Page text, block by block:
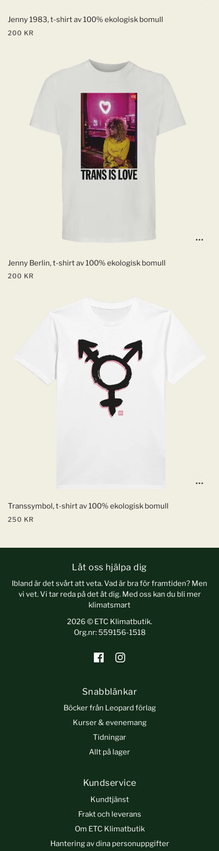
Jenny 1983, t-shirt av 100% ekologisk bomull
200 KR
Jenny Berlin, t-shirt av 100% ekologisk bomull
200 KR
Transsymbol, t-shirt av 100% ekologisk bomull
250 KR
Låt oss hjälpa dig
Ibland är det svårt att veta. Vad är bra för framtiden? Men
vi vet. Vi tar reda på det åt dig. Med oss kan du bli mer
klimatsmart
2026 © ETC Klimatbutik.
Org.nr: 559156-1518
Snabblänkar
Böcker från Leopard förlag
Kurser & evenemang
Tidningar
Allt på lager
Kundservice
Kundtjänst
Frakt och leverans
Om ETC Klimatbutik
Hantering av dina personuppgifter